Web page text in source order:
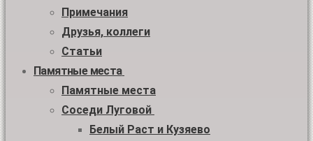
Примечания
Друзья, коллеги
Статьи
Памятные места
Памятные места
Соседи Луговой
Белый Раст и Кузяево